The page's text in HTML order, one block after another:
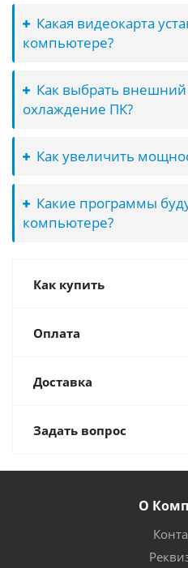
Какая видеокарта
компьютере?
Как выбрать внешний
охлаждение ПК?
Как увеличить
Какие программы
компьютере?
Как купить
Оплата
Доставка
Задать вопрос
О